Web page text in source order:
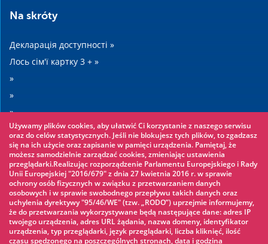
Na skróty
Декларація доступності »
Лось сім'ї картку 3 + »
»
»
»
»
Warto zobaczyć
Мотузяному парку »
Аквапарк »
Льодовий каток »
KINOECK »
Używamy plików cookies, aby ułatwić Ci korzystanie z naszego serwisu
oraz do celów statystycznych. Jeśli nie blokujesz tych plików, to zgadzasz
się na ich użycie oraz zapisanie w pamięci urządzenia. Pamiętaj, że
możesz samodzielnie zarządzać cookies, zmieniając ustawienia
przeglądarki.Realizując rozporządzenie Parlamentu Europejskiego i Rady
Unii Europejskiej "2016/679" z dnia 27 kwietnia 2016 r. w sprawie
ochrony osób fizycznych w związku z przetwarzaniem danych
osobowych i w sprawie swobodnego przepływu takich danych oraz
uchylenia dyrektywy "95/46/WE" (tzw. „RODO”) uprzejmie informujemy,
że do przetwarzania wykorzystywane będą następujące dane: adres IP
twojego urządzenia, adres URL żądania, nazwa domeny, identyfikator
urządzenia, typ przeglądarki, język przeglądarki, liczba kliknięć, ilość
czasu spędzonego na poszczególnych stronach, data i godzina